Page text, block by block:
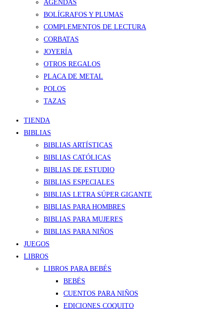
AGENDAS
BOLÍGRAFOS Y PLUMAS
COMPLEMENTOS DE LECTURA
CORBATAS
JOYERÍA
OTROS REGALOS
PLACA DE METAL
POLOS
TAZAS
TIENDA
BIBLIAS
BIBLIAS ARTÍSTICAS
BIBLIAS CATÓLICAS
BIBLIAS DE ESTUDIO
BIBLIAS ESPECIALES
BIBLIAS LETRA SÚPER GIGANTE
BIBLIAS PARA HOMBRES
BIBLIAS PARA MUJERES
BIBLIAS PARA NIÑOS
JUEGOS
LIBROS
LIBROS PARA BEBÉS
BEBÉS
CUENTOS PARA NIÑOS
EDICIONES COQUITO